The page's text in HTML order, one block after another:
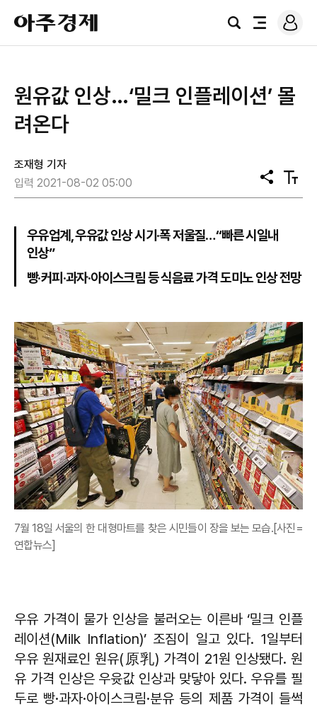
아
주
경
검
전
로
그
원유값 인상…‘밀크 인플레이션’ 몰
려온다
조재형 기자
입력 2021-08-02 05:00
공
유
텍
스
우유업계, 우유값 인상 시기·폭 저울질…“빠른 시일내
인상”
빵·커피·과자·아이스크림 등 식음료 가격 도미노 인상 전망
7월 18일 서울의 한 대형마트를 찾은 시민들이 장을 보는 모습.[사진=
연합뉴스]
우유 가격이 물가 인상을 불러오는 이른바 ‘밀크 인플
레이션(Milk Inflation)’ 조짐이 일고 있다. 1일부터
우유 원재료인 원유(原乳) 가격이 21원 인상됐다. 원
유 가격 인상은 우윳값 인상과 맞닿아 있다. 우유를 필
두로 빵·과자·아이스크림·분유 등의 제품 가격이 들썩